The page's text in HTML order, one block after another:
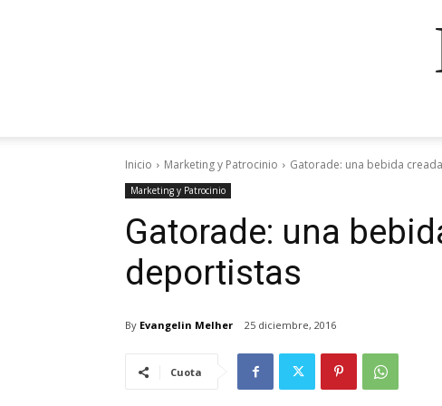
Inicio Marketing y Patrocinio Gatorade: una bebida
Marketing y Patrocinio
Gatorade: una
deportistas
By Evangelin Melher 25 diciembre, 2016
Cuota